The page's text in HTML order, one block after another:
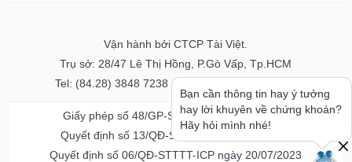
Vận hành bởi CTCP Tài Việt.
Trụ sở: 28/47 Lê Thị Hồng, P.Gò Vấp, Tp.HCM
Tel: (84.28) 3848 7238 - Fax: (84.28) 3848 7237
Giấy phép số 48/GP-STTTT ngày 04/11/2016
Quyết định số 13/QĐ-STTTT ngày 02/11/2017
Quyết định số 06/QĐ-STTTT-ICP ngày 20/07/2023
Bạn cần thông tin hay ý tưởng
hay lời khuyên về chứng khoán?
Hãy hỏi mình nhé!